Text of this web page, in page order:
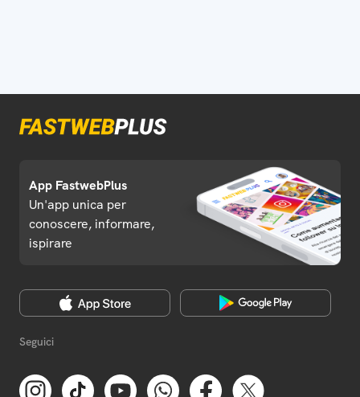
App FastwebPlus
Un'app unica per
conoscere, informare,
ispirare
Seguici